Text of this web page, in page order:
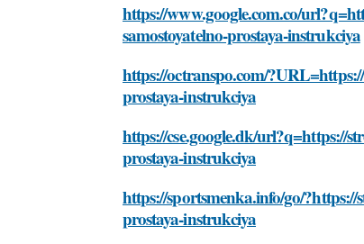
https://www.google.com.co/
samostoyatelno-prostaya-instrukciya
https://octranspo.com/
prostaya-instrukciya
https://cse.google.dk/url?q=https://
prostaya-instrukciya
https://sportsmenka.info/go/?https://
prostaya-instrukciya